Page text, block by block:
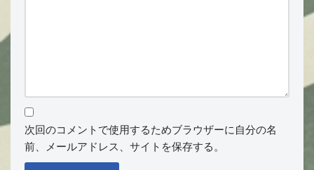
次回のコメントで使用するためブラウザーに自分の名
前、メールアドレス、サイトを保存する。